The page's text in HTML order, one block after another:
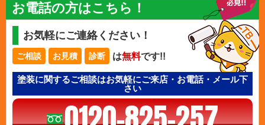
お電話の方はこちら！
お気軽にご連絡ください！
ご相談 お見積 診断 は無料です!!
塗装に関するご相談はお気軽にご来店・お電話・メール下
さい